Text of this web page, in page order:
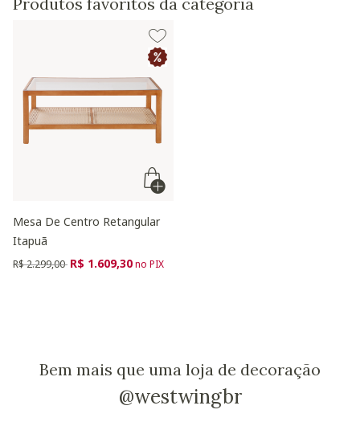
Mesa De Centro Retangular
Itapuã
Preço reduzido de
R$ 2.299,00 para
R$ 1.609,30no PIX
Bem mais que uma loja de decoração
@westwingbr